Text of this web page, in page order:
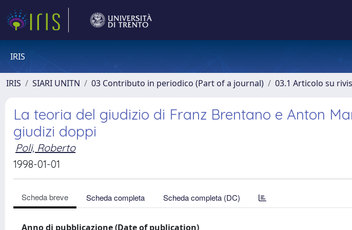
IRIS
IRIS SIARI UNITN 03 Contributo in periodico (Part of a journal) 03.1 Articolo su
La teoria del giudizio di Franz Brentano e Anton
giudizi doppi
Poli, Roberto
1998-01-01
Scheda breve Scheda completa Scheda completa (DC)
Anno di pubblicazione (Date of publication)